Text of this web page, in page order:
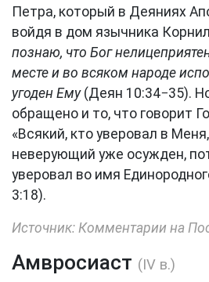
Петра, который в Деяниях
войдя в дом язычника
познаю, что Бог
месте и во всяком народе
угоден Ему(Деян 10:34−35).
обращено и то, что говорит
«Всякий, кто уверовал в
неверующий уже осужден,
уверовал во имя
3:18).
Источник: Комментарии на
Амвросиаст (IV в.)